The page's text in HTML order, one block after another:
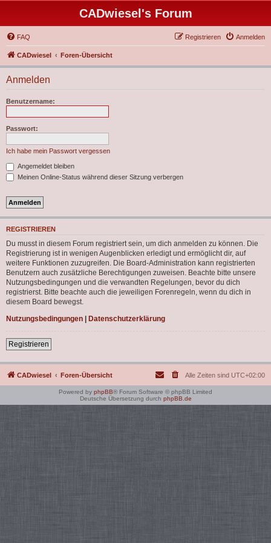
CADwiesel's Forum
FAQ Anmelden
Registrieren
CADwiesel Foren-Übersicht
Anmelden
Benutzername:
Passwort:
Ich habe mein Passwort vergessen
Angemeldet bleiben
Meinen Online-Status während dieser Sitzung verbergen
REGISTRIEREN
Du musst in diesem Forum registriert sein, um dich anmelden zu können. Die
Registrierung ist in wenigen Augenblicken erledigt und ermöglicht dir, auf
weitere Funktionen zuzugreifen. Die Board-Administration kann registrierten
Benutzern auch zusätzliche Berechtigungen zuweisen. Beachte bitte unsere
Nutzungsbedingungen und die verwandten Regelungen, bevor du dich
registrierst. Bitte beachte auch die jeweiligen Forenregeln, wenn du dich in
diesem Board bewegst.
Nutzungsbedingungen | Datenschutzerklärung
Registrieren
CADwiesel Foren-Übersicht Alle Zeiten sind UTC+02:00
Powered by phpBB® Forum Software © phpBB Limited
Deutsche Übersetzung durch phpBB.de